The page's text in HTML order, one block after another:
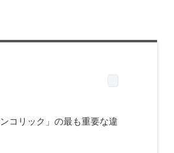
コリック」の最も重要な違